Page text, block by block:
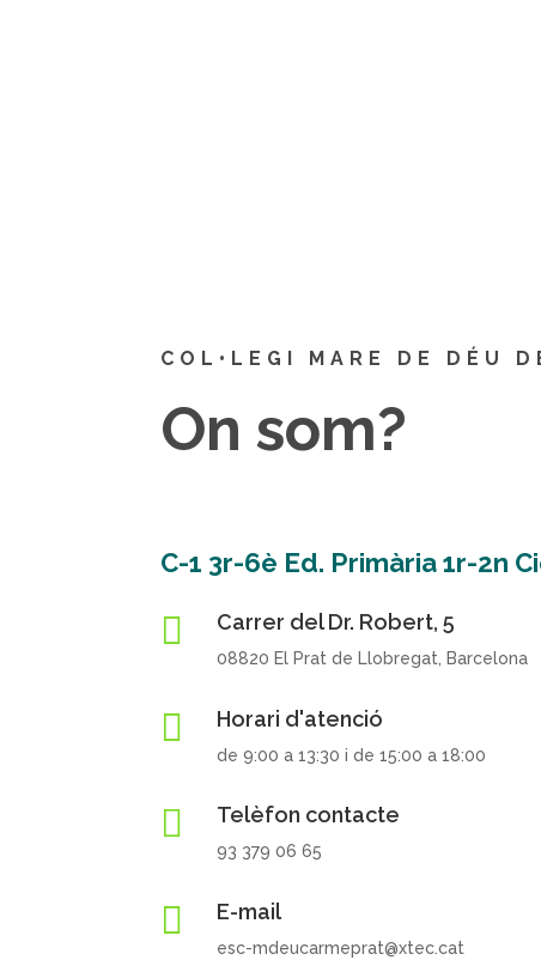
COL•LEGI MARE DE DÉU
On som?
C-1 3r-6è Ed. Primària 1r-2n
 Carrer del Dr. Robert, 5
08820 El Prat de Llobregat, Barcelona
 Horari d'atenció
de 9:00 a 13:30 i de 15:00 a 18:00
 Telèfon contacte
93 379 06 65
 E-mail
esc-mdeucarmeprat@xtec.cat